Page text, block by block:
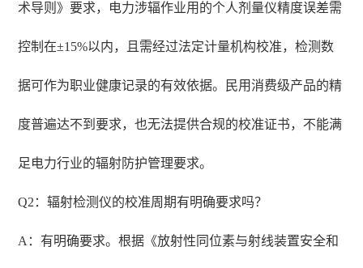
术导则》要求，电力涉辐作业用的个人剂量仪精度误差需
控制在±15%以内，且需经过法定计量机构校准，检测数
据可作为职业健康记录的有效依据。民用消费级产品的精
度普遍达不到要求，也无法提供合规的校准证书，不能满
足电力行业的辐射防护管理要求。
Q2：辐射检测仪的校准周期有明确要求吗？
A：有明确要求。根据《放射性同位素与射线装置安全和